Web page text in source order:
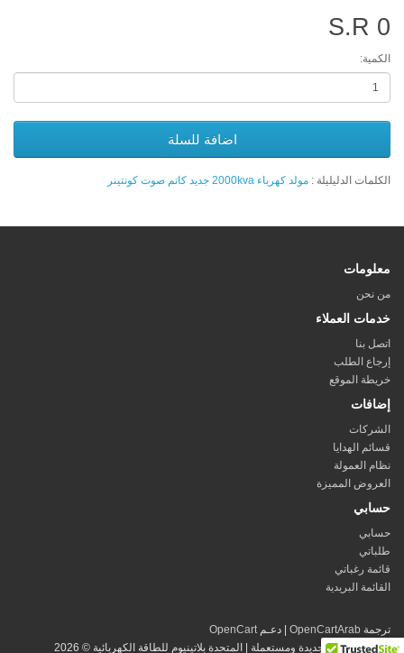
S.R 0
الكمية:
اضافة للسلة
الكلمات الدليليلة : مولد كهرباء 2000kva جديد كاتم صوت كونتينر
معلومات
من نحن
خدمات العملاء
اتصل بنا
إرجاع الطلب
خريطة الموقع
إضافات
الشركات
قسائم الهدايا
نظام العمولة
العروض المميزة
حسابي
حسابي
طلباتي
قائمة رغباتي
القائمة البريدية
ترجمة OpenCartArab | دعـمOpenCart
مولدات كهرباء جديدة ومستعملة | المتحدة بلاتينيوم للطاقة الكهربائية © 2026